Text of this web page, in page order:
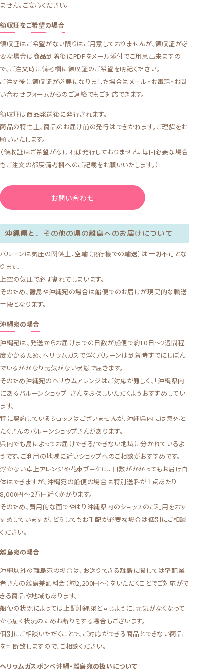
ません。ご安心ください。
領収証をご希望の場合
領収証はご希望がない限りはご用意しておりませんが、領収証が必
要な場合は商品到着後にPDFをメール添付でご用意出来ますの
で、ご注文時に備考欄に領収証のご希望を明記ください。
ご注文後に領収証が必要になりました場合はメール・お電話・お問
い合わせフォームからのご連絡でもご対応できます。
領収証は商品発送後に発行されます。
商品の特性上、商品のお届け前の発行はできかねます。ご理解をお
願いいたします。
（領収証はご希望がなければ発行しておりません。毎回必要な場合
もご注文の都度備考欄へのご記載をお願いいたします。）
お問い合わせ
沖縄県と、その他の県の離島へのお届けについて
バルーンは気圧の関係上、空輸（飛行機での輸送）は一切不可とな
ります。
上空の気圧で必ず割れてしまいます。
そのため、離島や沖縄宛の場合は船便でのお届けが現実的な輸送
手段となります。
沖縄宛の場合
沖縄宛は、発送からお届けまでの日数が船便で約10日〜2週間程
度かかるため、ヘリウムガスで浮くバルーンは到着時すでにしぼん
でいるかかなり元気がない状態で届きます。
そのため沖縄宛のヘリウムアレンジはご対応が難しく、「沖縄県内
にあるバルーンショップ」さんをお探しいただくようおすすめしてい
ます。
特に契約しているショップはございませんが、沖縄県内には意外と
たくさんのバルーンショップさんがあります。
県内でも島によってお届けできる/できない地域に分かれているよ
うです。ご利用の地域に近いショップへのご相談がおすすめです。
浮かない卓上アレンジや花束ブーケは、日数がかかってもお届け自
体はできますが、沖縄宛の船便の場合は特別送料が１点あたり
8,000円〜2万円近くかかります。
そのため、費用的な面でやはり沖縄県内のショップのご利用をおす
すめしていますが、どうしてもお手配が必要な場合は個別にご相談
ください。
離島宛の場合
沖縄以外の離島宛の場合は、お送りできる離島に関しては宅配業
者さんの離島差額料金（約2,200円〜）をいただくことでご対応がで
きる商品や地域もあります。
船便の状況によっては上記沖縄宛と同じように、元気がなくなって
から届く状況のためお断りをする場合もございます。
個別にご相談いただくことで、ご対応ができる商品とできない商品
を判断致しますので、ご相談ください。
ヘリウムガスボンベ沖縄・離島宛の扱いについて